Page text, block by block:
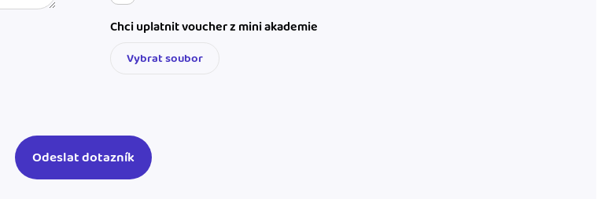
Chci uplatnit voucher z mini akademie
Vybrat soubor